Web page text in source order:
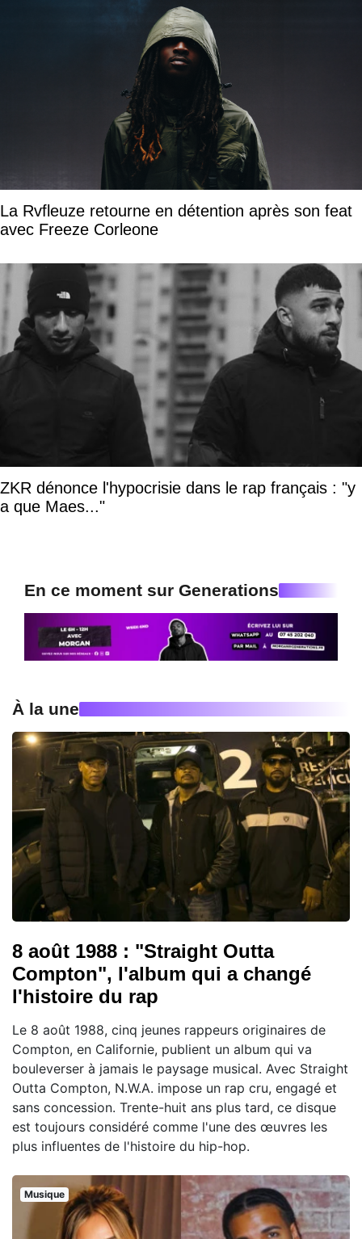
La Rvfleuze retourne en détention après son feat
avec Freeze Corleone
ZKR dénonce l'hypocrisie dans le rap français : "y
a que Maes..."
En ce moment sur Generations
À la une
8 août 1988 : "Straight Outta
Compton", l'album qui a changé
l'histoire du rap
Le 8 août 1988, cinq jeunes rappeurs originaires de
Compton, en Californie, publient un album qui va
bouleverser à jamais le paysage musical. Avec Straight
Outta Compton, N.W.A. impose un rap cru, engagé et
sans concession. Trente-huit ans plus tard, ce disque
est toujours considéré comme l'une des œuvres les
plus influentes de l'histoire du hip-hop.
Musique